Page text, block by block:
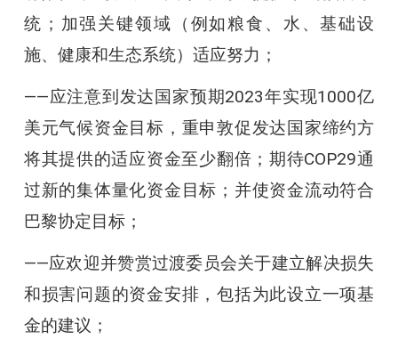
统；加强关键领域（例如粮食、水、基础设
施、健康和生态系统）适应努力；
——应注意到发达国家预期2023年实现1000亿
美元气候资金目标，重申敦促发达国家缔约方
将其提供的适应资金至少翻倍；期待COP29通
过新的集体量化资金目标；并使资金流动符合
巴黎协定目标；
——应欢迎并赞赏过渡委员会关于建立解决损失
和损害问题的资金安排，包括为此设立一项基
金的建议；